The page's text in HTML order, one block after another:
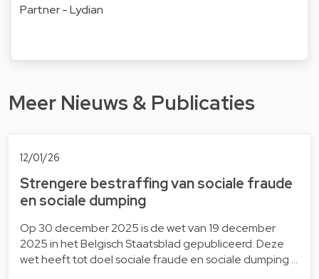
Partner - Lydian
Meer Nieuws & Publicaties
12/01/26
Strengere bestraffing van sociale fraude
en sociale dumping
Op 30 december 2025 is de wet van 19 december
2025 in het Belgisch Staatsblad gepubliceerd. Deze
wet heeft tot doel sociale fraude en sociale dumping …